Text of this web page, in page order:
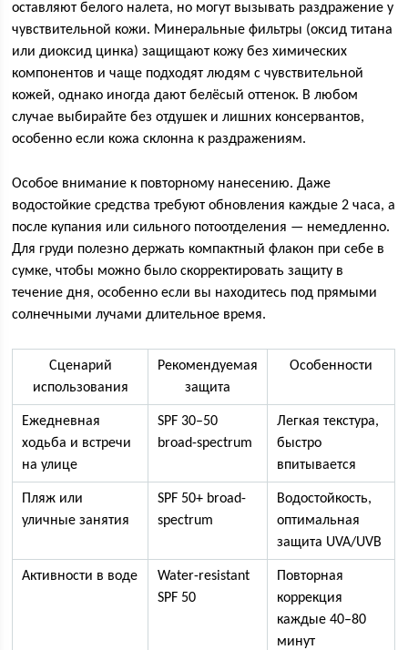
оставляют белого налета, но могут вызывать раздражение у
чувствительной кожи. Минеральные фильтры (оксид титана
или диоксид цинка) защищают кожу без химических
компонентов и чаще подходят людям с чувствительной
кожей, однако иногда дают белёсый оттенок. В любом
случае выбирайте без отдушек и лишних консервантов,
особенно если кожа склонна к раздражениям.
Особое внимание к повторному нанесению. Даже
водостойкие средства требуют обновления каждые 2 часа, а
после купания или сильного потоотделения — немедленно.
Для груди полезно держать компактный флакон при себе в
сумке, чтобы можно было скорректировать защиту в
течение дня, особенно если вы находитесь под прямыми
солнечными лучами длительное время.
Сценарий
использования
Рекомендуемая
защита
Особенности
Ежедневная
ходьба и встречи
на улице
SPF 30–50
broad-spectrum
Легкая текстура,
быстро
впитывается
Пляж или
уличные занятия
SPF 50+ broad-
spectrum
Водостойкость,
оптимальная
защита UVA/UVB
Активности в воде
Water-resistant
SPF 50
Повторная
коррекция
каждые 40–80
минут